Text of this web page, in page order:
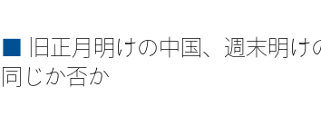
旧正月明けの中国、週末明
同じか否か